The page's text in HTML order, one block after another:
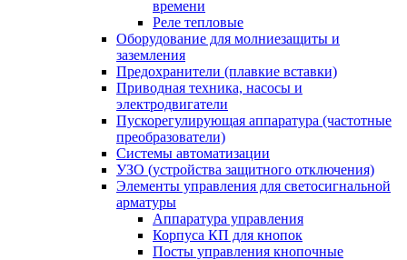
времени
Реле тепловые
Оборудование для молниезащиты и
заземления
Предохранители (плавкие вставки)
Приводная техника, насосы и
электродвигатели
Пускорегулирующая аппаратура (частотные
преобразователи)
Системы автоматизации
УЗО (устройства защитного отключения)
Элементы управления для светосигнальной
арматуры
Аппаратура управления
Корпуса КП для кнопок
Посты управления кнопочные